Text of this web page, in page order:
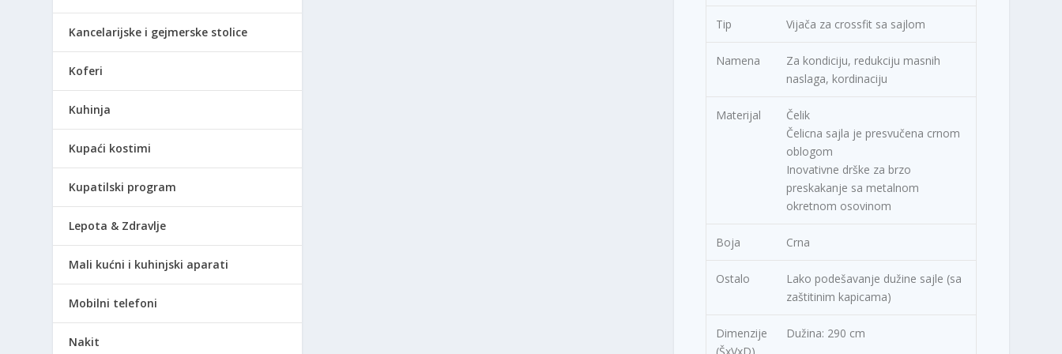
Tip Vijača za crossfit sa sajlom
Namena
Za kondiciju, redukciju masnih
naslaga, kordinaciju
Materijal
Čelik
Čelicna sajla je presvučena crnom
oblogom
Inovativne drške za brzo
preskakanje sa metalnom
okretnom osovinom
Boja Crna
Ostalo
Lako podešavanje dužine sajle (sa
zaštitinim kapicama)
Dimenzije
Dužina: 290 cm
Kancelarijske i gejmerske stolice
Koferi
Kuhinja
Kupaći kostimi
Kupatilski program
Lepota & Zdravlje
Mali kućni i kuhinjski aparati
Mobilni telefoni
Nakit